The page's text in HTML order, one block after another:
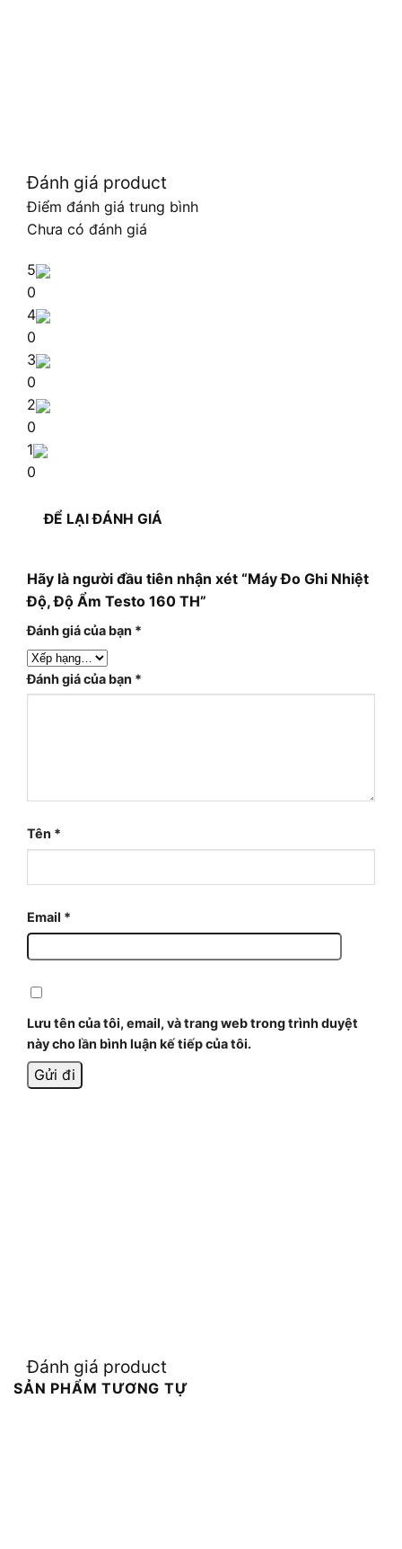
Đánh giá product
Điểm đánh giá trung bình
Chưa có đánh giá
5
0
4
0
3
0
2
0
1
0
ĐỂ LẠI ĐÁNH GIÁ
Hãy là người đầu tiên nhận xét “Máy Đo Ghi Nhiệt
Độ, Độ Ẩm Testo 160 TH”
Đánh giá của bạn *
Đánh giá của bạn *
Tên *
Email *
Lưu tên của tôi, email, và trang web trong trình duyệt
này cho lần bình luận kế tiếp của tôi.
Đánh giá product
SẢN PHẨM TƯƠNG TỰ